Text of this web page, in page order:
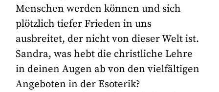
Menschen werden können und sich
plötzlich tiefer Frieden in uns
ausbreitet, der nicht von dieser Welt ist.
Sandra, was hebt die christliche Lehre
in deinen Augen ab von den vielfältigen
Angeboten in der Esoterik?